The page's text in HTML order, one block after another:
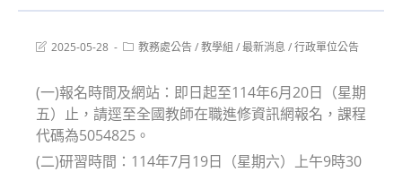
Post2025-05-28
Post教務處公告/教學組 /最新消息 /行政單位公告
(一)報名時間及網站：即日起至114年6月20日（星期
五）止，請逕至全國教師在職進修資訊網報名，課程
代碼為5054825。
(二)研習時間：114年7月19日（星期六）上午9時30